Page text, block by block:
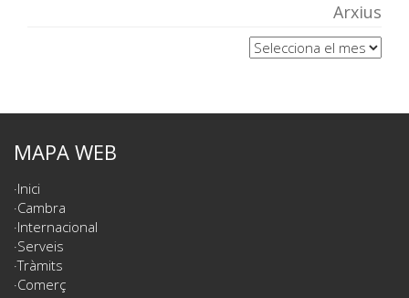
Arxius
Arxius
MAPA WEB
Inici
Cambra
Internacional
Serveis
Tràmits
Comerç